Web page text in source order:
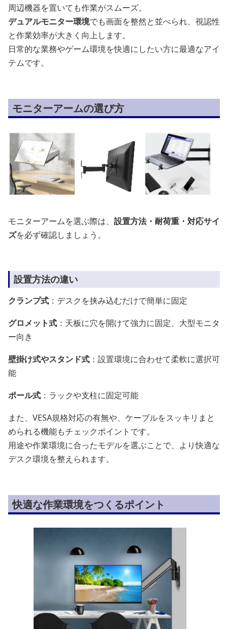
周辺機器を置いても作業がスムーズ。
デュアルモニター環境でも画面を整然と並べられ、視認性
と作業効率が大きく向上します。
日常的な業務やゲーム環境を快適にしたい方に最適なアイ
テムです。
モニターアームの選び方
モニターアームを選ぶ際は、 設置方法・耐荷重・対応サイ
ズを必ず確認しましょう。
設置方法の違い
クランプ式 ：デスクを挟み込むだけで簡単に固定
グロメット式 ：天板に穴を開けて強力に固定、大型モニタ
ー向き
壁掛け式やスタンド式 ：設置環境に合わせて柔軟に選択可
能
ポール式 ：ラックや支柱に固定可能
また、VESA規格対応の有無や、ケーブルをスッキリまと
められる機能もチェックポイントです。
用途や作業環境に合ったモデルを選ぶことで、より快適な
デスク環境を整えられます。
快適な作業環境をつくるポイント